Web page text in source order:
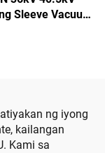
Sleeve Vacuum
ng iyong
kailangan
Kami sa